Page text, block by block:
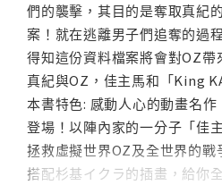
們的襲擊，其目的是奪取真紀
案！就在逃離男子們追奪的過
得知這份資料檔案將會對OZ
真紀與OZ，佳主馬和「King
本書特色: 感動人心的動畫名
登場！以陣內家的一分子「佳
拯救虛擬世界OZ及全世界的戰
搭配杉基イクラ的插畫，給你